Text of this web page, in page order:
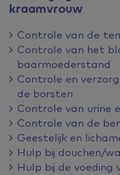
kraamvrouw
Controle van de
Controle van het
baarmoederstand
Controle en
de borsten
Controle van urine
Controle van de
Geestelijk en
Hulp bij douchen/
Hulp bij de voeding